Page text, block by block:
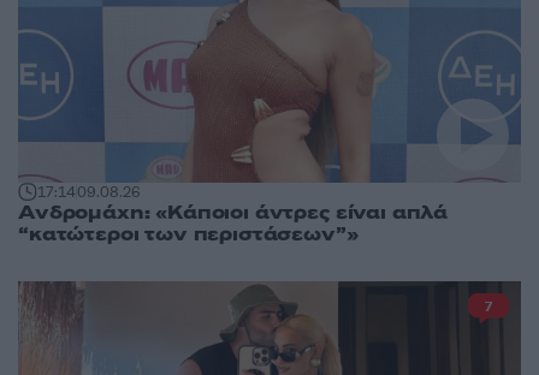
17:1409.08.26
Ανδρομάχη: «Κάποιοι άντρες είναι απλά
“κατώτεροι των περιστάσεων”»
7